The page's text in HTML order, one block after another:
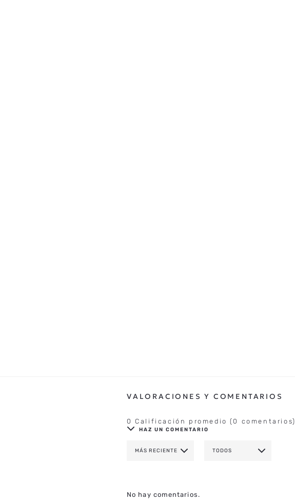
0 Calificación promedio (0 comentarios)
HAZ UN COMENTARIO
TÍTULO
MÁS RECIENTE TODOS
No hay comentarios.